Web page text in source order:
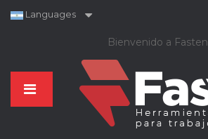
Languages
Bienvenido a Fasten